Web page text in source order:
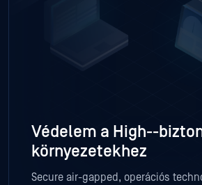
Védelem a High--
környezetekhez
Secure air-gapped, operációs